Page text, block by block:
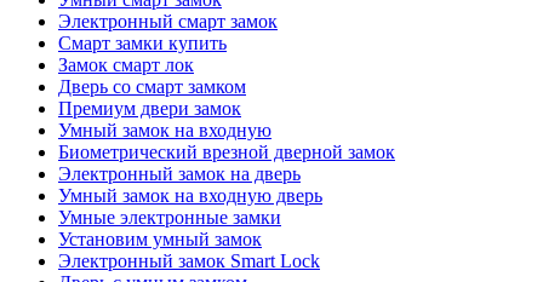
Электронный смарт замок
Смарт замки купить
Замок смарт лок
Дверь со смарт замком
Премиум двери замок
Умный замок на входную
Биометрический врезной дверной замок
Электронный замок на дверь
Умный замок на входную дверь
Умные электронные замки
Установим умный замок
Электронный замок Smart Lock